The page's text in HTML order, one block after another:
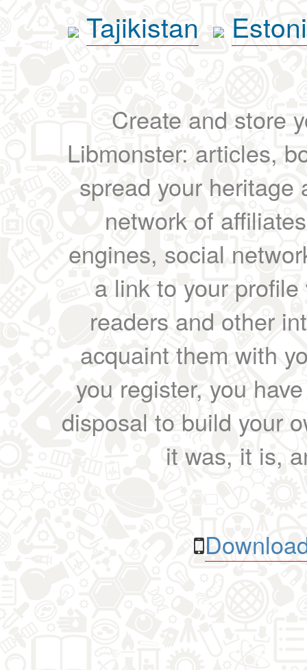
Tajikistan
Create and store
Libmonster: articles,
spread your heritage
network of
engines, social
a link to your
readers and other
acquaint them with
you register, you
disposal to build your
it was, it is,